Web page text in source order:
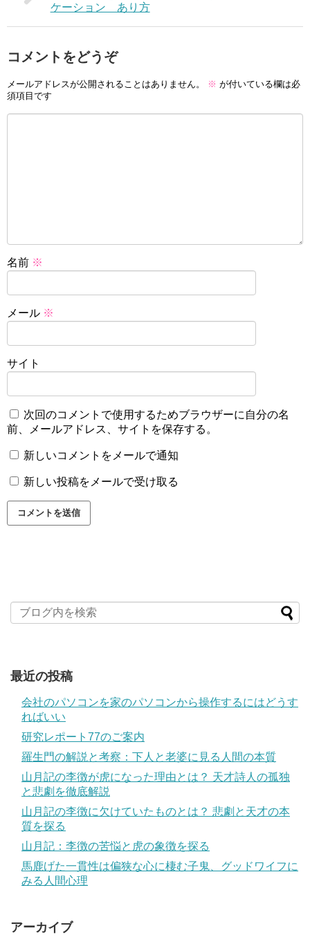
ケーション あり方
コメントをどうぞ
メールアドレスが公開されることはありません。 ※ が付いている欄は必
須項目です
名前 ※
メール ※
サイト
次回のコメントで使用するためブラウザーに自分の名
前、メールアドレス、サイトを保存する。
新しいコメントをメールで通知
新しい投稿をメールで受け取る
最近の投稿
会社のパソコンを家のパソコンから操作するにはどうす
ればいい
研究レポート77のご案内
羅生門の解説と考察：下人と老婆に見る人間の本質
山月記の李徴が虎になった理由とは？ 天才詩人の孤独
と悲劇を徹底解説
山月記の李徴に欠けていたものとは？ 悲劇と天才の本
質を探る
山月記：李徴の苦悩と虎の象徴を探る
馬鹿げた一貫性は偏狭な心に棲む子鬼、グッドワイフに
みる人間心理
アーカイブ